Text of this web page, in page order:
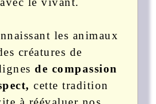
les animaux
créatures de
de compassion
cette tradition